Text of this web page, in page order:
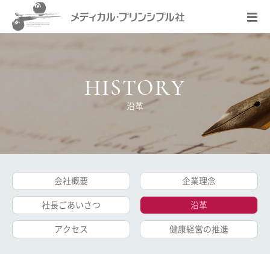
HISTORY
沿革
会社概要 企業理念
社長ごあいさつ 沿革
アクセス 健康経営の推進